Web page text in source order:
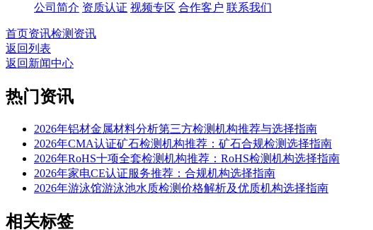
公司简介 资质认证 视频专区 合作客户 联系我们
首页资讯检测资讯
返回列表
返回新闻中心
热门资讯
2026年铝材金属材料分析第三方检测机构推荐与选择指南
2026年CMA认证矿石检测机构推荐：矿石合规检测选择指南
2026年RoHS十项全套检测机构推荐：RoHS检测机构选择指南
2026年家电CE认证服务推荐：合规机构选择指南
2026年游泳馆游泳池水质检测价格解析及优质机构选择指南
相关标签